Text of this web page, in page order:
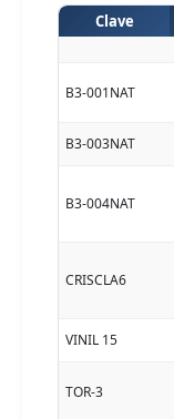
Clave
B3-001NAT
B3-003NAT
B3-004NAT
CRISCLA6
VINIL 15
TOR-3